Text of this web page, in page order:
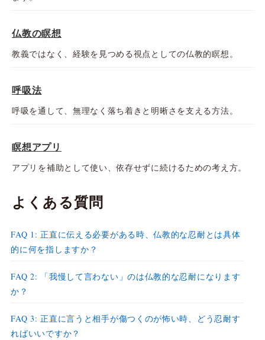
仏教の瞑想
教義ではなく、経験を見つめる視点としての仏教的瞑想。
呼吸法
呼吸を通して、無理なく落ち着きと明晰さを支える方法。
瞑想アプリ
アプリを補助として使い、依存せずに続けるための考え方。
よくある質問
FAQ 1: 正直に伝える必要がある時、仏教的な忍耐とは具体
的に何を指しますか？
FAQ 2: 「我慢して言わない」のは仏教的な忍耐になります
か？
FAQ 3: 正直に言うと相手が傷つくのが怖い時、どう忍耐す
ればいいですか？